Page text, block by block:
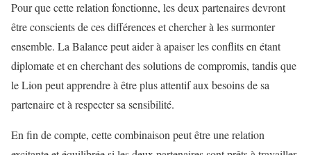
Pour que cette relation fonctionne, les deux partenaires devront
être conscients de ces différences et chercher à les surmonter
ensemble. La Balance peut aider à apaiser les conflits en étant
diplomate et en cherchant des solutions de compromis, tandis que
le Lion peut apprendre à être plus attentif aux besoins de sa
partenaire et à respecter sa sensibilité.
En fin de compte, cette combinaison peut être une relation